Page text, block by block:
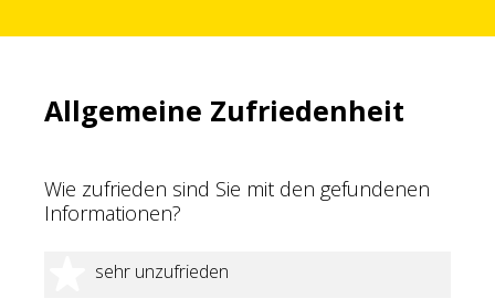
Allgemeine Zufriedenheit
Wie zufrieden sind Sie mit den gefundenen
Informationen?
sehr unzufrieden
1 Stern